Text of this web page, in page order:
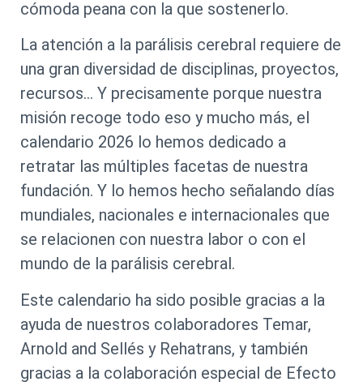
cómoda peana con la que sostenerlo.
La atención a la parálisis cerebral requiere de
una gran diversidad de disciplinas, proyectos,
recursos… Y precisamente porque nuestra
misión recoge todo eso y mucho más, el
calendario 2026 lo hemos dedicado a
retratar las múltiples facetas de nuestra
fundación. Y lo hemos hecho señalando días
mundiales, nacionales e internacionales que
se relacionen con nuestra labor o con el
mundo de la parálisis cerebral.
Este calendario ha sido posible gracias a la
ayuda de nuestros colaboradores Temar,
Arnold and Sellés y Rehatrans, y también
gracias a la colaboración especial de Efecto